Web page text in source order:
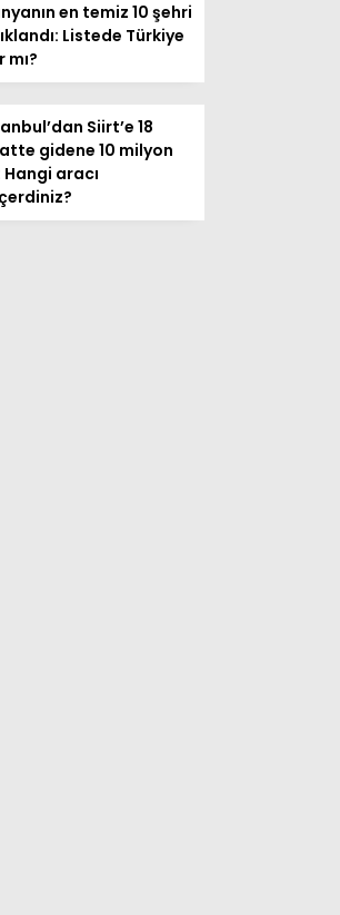
en temiz 10 şehri
Listede Türkiye
mı?
Siirt’e 18
gidene 10 milyon
Hangi aracı